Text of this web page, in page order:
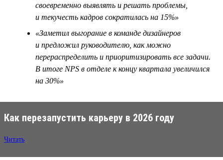
своевременно выявлять и решать проблемы,
и текучесть кадров сократилась на 15%»
«Заметил выгорание в команде дизайнеров
и предложил руководителю, как можно
перераспределить и приоритизировать все задачи.
В итоге NPS в отделе к концу квартала увеличился
на 30%»
Как перезапустить карьеру в 2026 году
Читать